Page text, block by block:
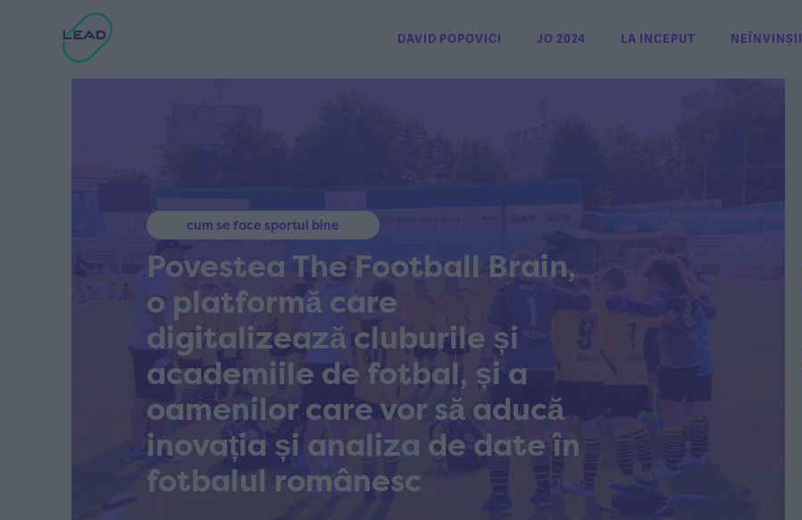
DAVID POPOVICI JO 2024 LA INCEPUT NEÎNVINȘII
cum se face sportul bine
Povestea The Football Brain,
o platformă care
digitalizează cluburile și
academiile de fotbal, și a
oamenilor care vor să aducă
inovația și analiza de date în
fotbalul românesc